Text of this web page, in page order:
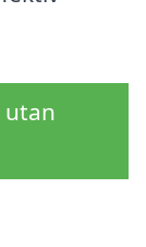
utan